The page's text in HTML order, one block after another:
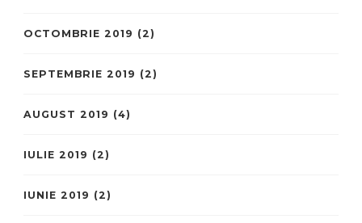
OCTOMBRIE 2019 (2)
SEPTEMBRIE 2019 (2)
AUGUST 2019 (4)
IULIE 2019 (2)
IUNIE 2019 (2)